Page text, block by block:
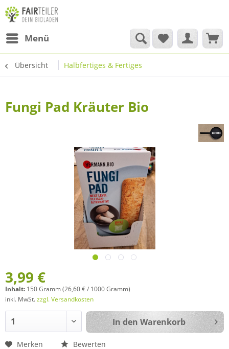
Menü
Übersicht Halbfertiges & Fertiges
Fungi Pad Kräuter Bio
3,99 €
Inhalt: 150 Gramm (26,60 € / 1000 Gramm)
inkl. MwSt.zzgl. Versandkosten
In den Warenkorb
Merken Bewerten